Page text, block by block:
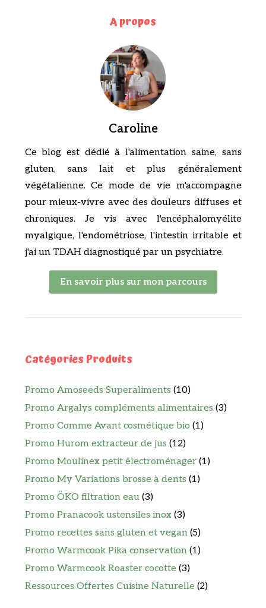
A propos
Caroline
Ce blog est dédié à l'alimentation saine, sans
gluten, sans lait et plus généralement
végétalienne. Ce mode de vie m'accompagne
pour mieux-vivre avec des douleurs diffuses et
chroniques. Je vis avec l'encéphalomyélite
myalgique, l'endométriose, l'intestin irritable et
j'ai un TDAH diagnostiqué par un psychiatre.
En savoir plus sur mon parcours
Catégories Produits
Promo Amoseeds Superaliments (10)
Promo Argalys compléments alimentaires (3)
Promo Comme Avant cosmétique bio (1)
Promo Hurom extracteur de jus (12)
Promo Moulinex petit électroménager (1)
Promo My Variations brosse à dents (1)
Promo ÖKO filtration eau (3)
Promo Pranacook ustensiles inox (3)
Promo recettes sans gluten et vegan (5)
Promo Warmcook Pika conservation (1)
Promo Warmcook Roaster cocotte (3)
Ressources Offertes Cuisine Naturelle (2)